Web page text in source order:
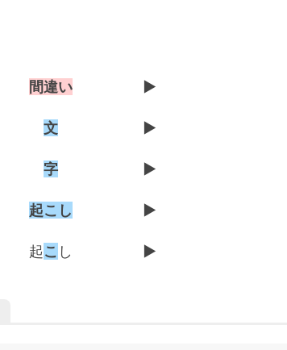
間違い ▶
文 ▶
字 ▶
起こし ▶
起こ し ▶